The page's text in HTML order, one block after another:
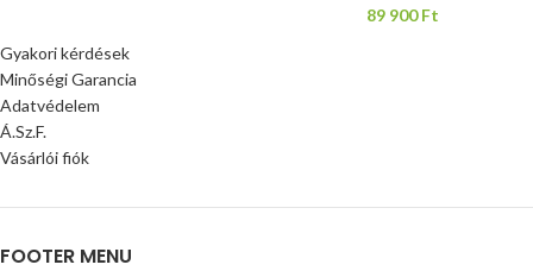
89 900Ft
Gyakori kérdések
Minőségi Garancia
Adatvédelem
Á.Sz.F.
Vásárlói fiók
FOOTER MENU